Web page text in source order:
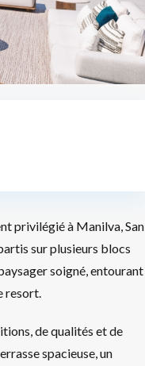
privilégié à Manilva, San
sur plusieurs blocs
soigné, entourant
resort.
de qualités et de
spacieuse, un